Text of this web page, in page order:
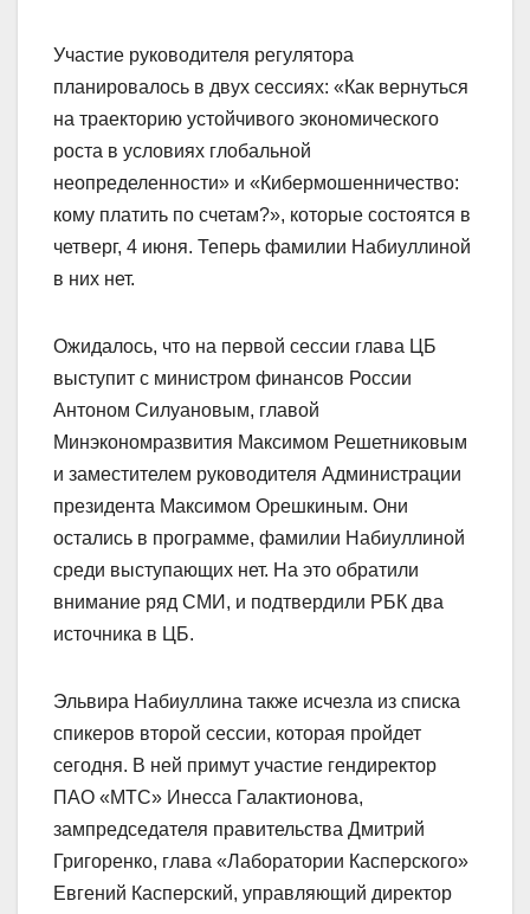
Участие руководителя регулятора
планировалось в двух сессиях: «Как вернуться
на траекторию устойчивого экономического
роста в условиях глобальной
неопределенности» и «Кибермошенничество:
кому платить по счетам?», которые состоятся в
четверг, 4 июня. Теперь фамилии Набиуллиной
в них нет.
Ожидалось, что на первой сессии глава ЦБ
выступит с министром финансов России
Антоном Силуановым, главой
Минэкономразвития Максимом Решетниковым
и заместителем руководителя Администрации
президента Максимом Орешкиным. Они
остались в программе, фамилии Набиуллиной
среди выступающих нет. На это обратили
внимание ряд СМИ, и подтвердили РБК два
источника в ЦБ.
Эльвира Набиуллина также исчезла из списка
спикеров второй сессии, которая пройдет
сегодня. В ней примут участие гендиректор
ПАО «МТС» Инесса Галактионова,
зампредседателя правительства Дмитрий
Григоренко, глава «Лаборатории Касперского»
Евгений Касперский, управляющий директор